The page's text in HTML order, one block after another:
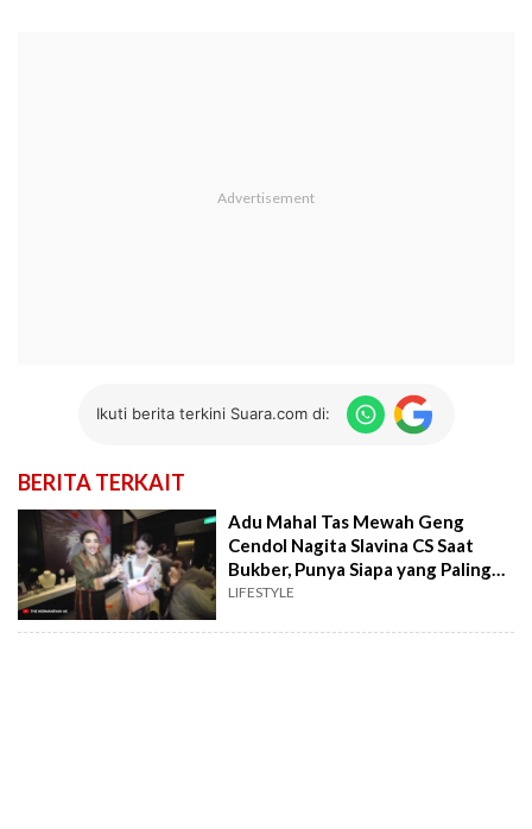
Ikuti berita terkini Suara.com di:
BERITA TERKAIT
Adu Mahal Tas Mewah Geng
Cendol Nagita Slavina CS Saat
Bukber, Punya Siapa yang Paling
Mahal?
LIFESTYLE